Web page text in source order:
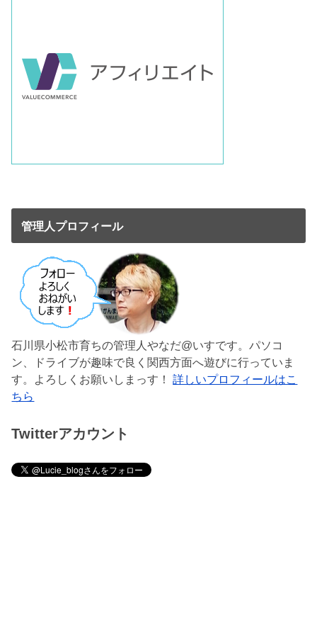
管理人プロフィール
石川県小松市育ちの管理人やなだ@いすです。パソコ
ン、ドライブが趣味で良く関西方面へ遊びに行っていま
す。よろしくお願いしまっす！詳しいプロフィールはこ
ちら
Twitterアカウント